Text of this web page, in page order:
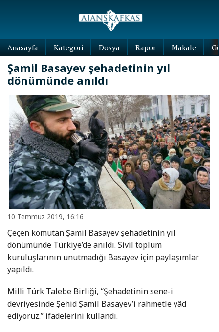
Anasayfa Kategori Dosya Rapor Makale
Şamil Basayev şehadetinin yıl
dönümünde anıldı
10 Temmuz 2019, 16:16
Çeçen komutan Şamil Basayev şehadetinin yıl
dönümünde Türkiye’de anıldı. Sivil toplum
kuruluşlarının unutmadığı Basayev için paylaşımlar
yapıldı.
Milli Türk Talebe Birliği, “Şehadetinin sene-i
devriyesinde Şehid Şamil Basayev’i rahmetle yâd
ediyoruz.” ifadelerini kullandı.